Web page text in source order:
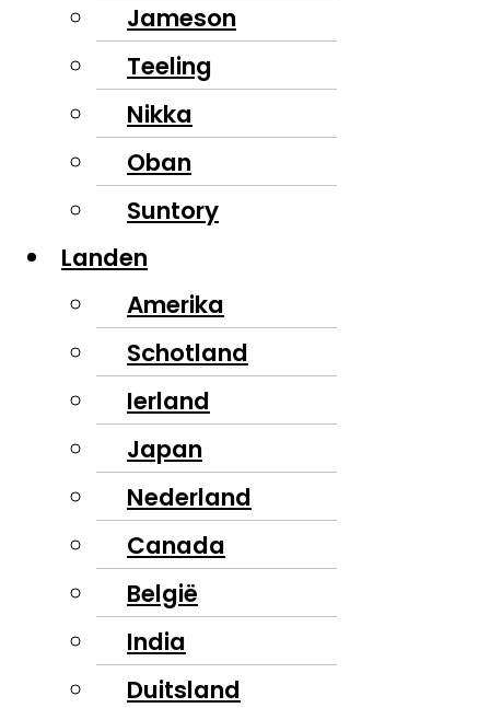
Jameson
Teeling
Nikka
Oban
Suntory
Landen
Amerika
Schotland
Ierland
Japan
Nederland
Canada
België
India
Duitsland